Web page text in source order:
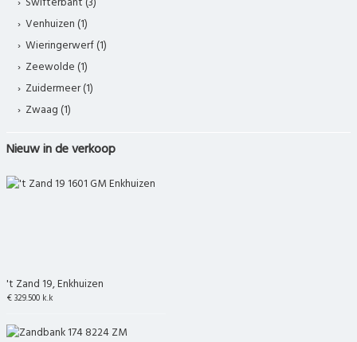
Venhuizen (1)
Wieringerwerf (1)
Zeewolde (1)
Zuidermeer (1)
Zwaag (1)
Nieuw in de verkoop
't Zand 19, Enkhuizen
€ 329.500 k.k